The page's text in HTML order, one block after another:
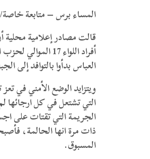
المساء برس – متابعة خاصة/
قالت مصادر إعلامية محلية
أفراد اللواء
العباس بدأوا بالتوافد إلى
ويتزايد الوضع الأمني في
التي تشتعل في كل ارجائها
الجريمة التي تقتات على
ذات مرة انها الحالمة،
المسبوق.